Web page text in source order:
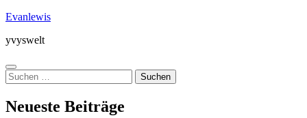
Zum
springen
Evanlewis
yvyswelt
Menü
Suchen
nach:
Neueste Beiträge